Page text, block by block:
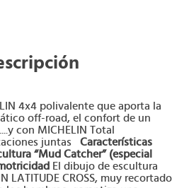
4x4 polivalente que aporta la
off-road, el confort de un
con MICHELIN Total
juntas Características
“Mud Catcher” (especial
El dibujo de escultura
LATITUDE CROSS, muy recortado